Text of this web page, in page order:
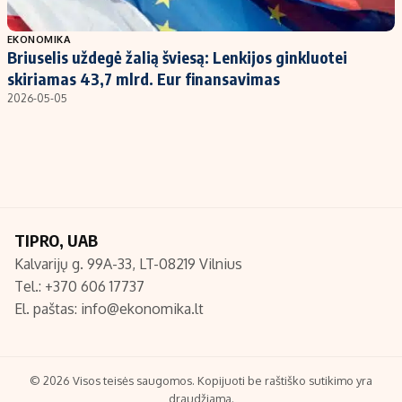
Populiarios temos
Investavimas
Akcijų rinka
Titulinis
Nedarbo išmokos skaičiuoklė
Redakcija
Turinio žymėjimo taisyklės
EKONOMIKA
Briuselis uždegė žalią šviesą: Lenkijos ginkluotei
skiriamas 43,7 mlrd. Eur finansavimas
2026-05-05
TIPRO, UAB
Kalvarijų g. 99A-33, LT-08219 Vilnius
Tel.: +370 606 17737
El. paštas: info@ekonomika.lt
© 2026 Visos teisės saugomos. Kopijuoti be raštiško sutikimo yra
draudžiama.